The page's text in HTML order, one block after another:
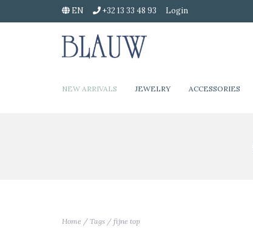
EN +32 13 33 48 93 Login
NEW ARRIVALS JEWELRY ACCESSORIES
Home / Tags / fijne top